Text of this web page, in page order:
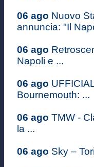
06 ago Nuovo
annuncia: "Il
06 ago
Napoli e ...
06 ago
Bournemouth: ...
06 ago TMW -
la ...
06 ago Sky –